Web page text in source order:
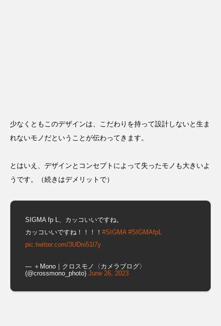
少なくともこのデザインは、こだわりを持って設計しないと生ま
れないモノだということが伝わってきます。
とはいえ、デザインとコンセプトによって失ったモノも大きいよ
うです。（続きはデメリットで）
SIGMA fp L、カッコいいですね。
カッコいいですね！！！！ #SIGMA #SIGMAfpL
pic.twitter.com/3UDni51l7y
— ＋Mono｜クロスモノ〈カメラブログ〉
(@crossmono_photo) June 26, 2023